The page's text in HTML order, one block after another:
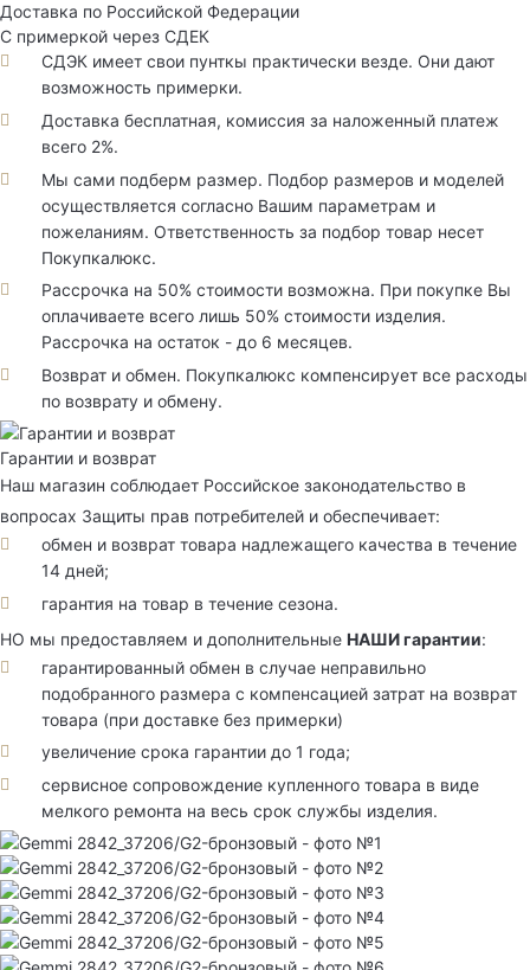
Доставка по Российской Федерации
С примеркой через СДЕК
СДЭК имеет свои пунткы практически везде. Они дают
возможность примерки.
Доставка бесплатная, комиссия за наложенный платеж
всего 2%.
Мы сами подберм размер. Подбор размеров и моделей
осуществляется согласно Вашим параметрам и
пожеланиям. Ответственность за подбор товар несет
Покупкалюкс.
Рассрочка на 50% стоимости возможна. При покупке Вы
оплачиваете всего лишь 50% стоимости изделия.
Рассрочка на остаток - до 6 месяцев.
Возврат и обмен. Покупкалюкс компенсирует все расходы
по возврату и обмену.
Гарантии и возврат
Наш магазин соблюдает Российское законодательство в
вопросах Защиты прав потребителей и обеспечивает:
обмен и возврат товара надлежащего качества в течение
14 дней;
гарантия на товар в течение сезона.
НО мы предоставляем и дополнительные НАШИ гарантии:
гарантированный обмен в случае неправильно
подобранного размера с компенсацией затрат на возврат
товара (при доставке без примерки)
увеличение срока гарантии до 1 года;
сервисное сопровождение купленного товара в виде
мелкого ремонта на весь срок службы изделия.